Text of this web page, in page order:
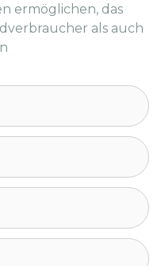
ermöglichen, das
als auch